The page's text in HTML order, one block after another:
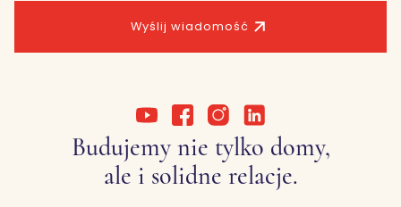
Wyślij wiadomość
Budujemy nie tylko domy,
ale i solidne relacje.